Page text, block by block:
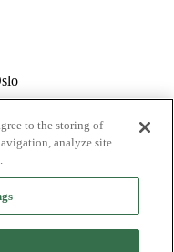
to the storing of
analyze site